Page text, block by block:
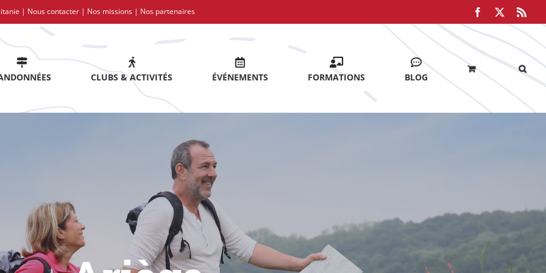
| Nous contacter | Nos missions | Nos partenaires Facebook
CLUBS & ACTIVITÉS ÉVÉNEMENTS FORMATIONS BLOG